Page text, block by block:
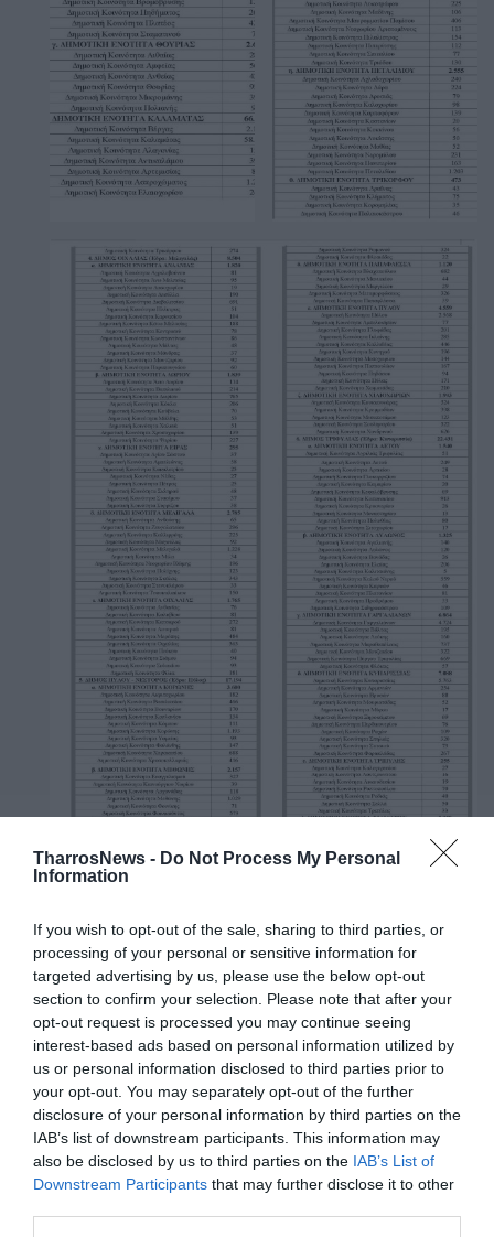
TharrosNews - Do Not Process My Personal
Information
If you wish to opt-out of the sale, sharing to third parties, or
processing of your personal or sensitive information for
targeted advertising by us, please use the below opt-out
section to confirm your selection. Please note that after your
opt-out request is processed you may continue seeing
interest-based ads based on personal information utilized by
us or personal information disclosed to third parties prior to
your opt-out. You may separately opt-out of the further
disclosure of your personal information by third parties on the
IAB’s list of downstream participants. This information may
also be disclosed by us to third parties on the IAB’s List of
Downstream Participants that may further disclose it to other
Δείτε το ΦΕΚ με όλους τους Νομούς της χώρας εδώ
TAGS: ΑΠΟΓΡΑΦΗ ΕΛΣΤΑΤ
Facebook Twitter